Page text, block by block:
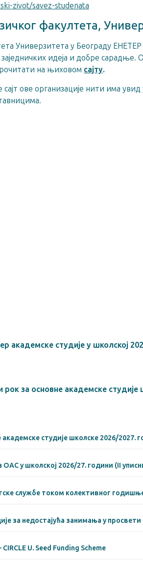
zivot/savez-studenata
факултета,
Универзитета у Београду
идеја и добре
на њиховом сајту.
ове организације нити има увид
академске студије у школској
рок за основне академске
студије школске 2026/2027.
ОАС у школској 2026/27. години (II
службе током колективног
за недостајућа занимања у
U. Seed Funding Scheme